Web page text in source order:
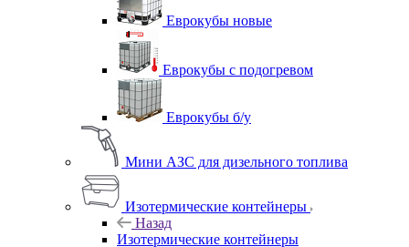
Еврокубы новые
Еврокубы с подогревом
Еврокубы б/у
Мини АЗС для дизельного топлива
Изотермические контейнеры
Назад
Изотермические контейнеры